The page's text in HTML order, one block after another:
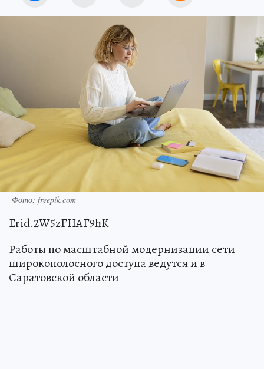
Фото: freepik.com
Erid.2W5zFHAF9hK
Работы по масштабной модернизации сети
широкополосного доступа ведутся и в
Саратовской области